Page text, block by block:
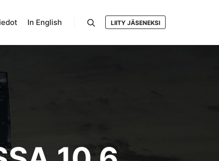
In English LIITY JÄSENEKSI